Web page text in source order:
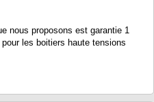
nous proposons est garantie 1
les boitiers haute tensions